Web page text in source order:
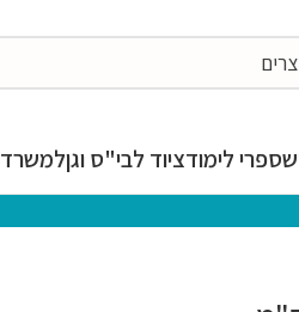
ספרי לימודציוד לבי"ס וגןלמשרד